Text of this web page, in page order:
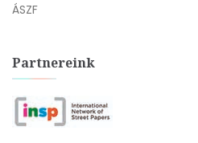
ÁSZF
Partnereink